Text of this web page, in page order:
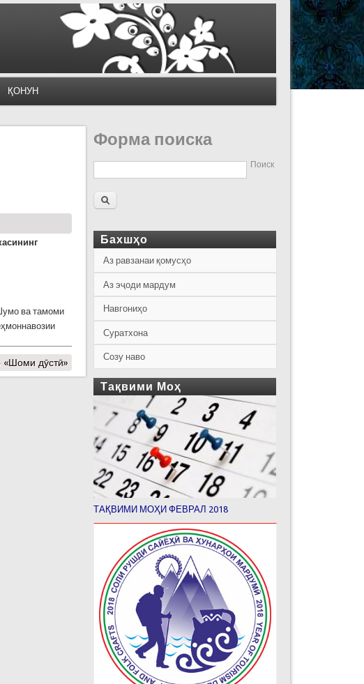
ҚОНУН
ва тамоми
дӯстӣ»
Форма поиска
Поиск
Бахшҳо
Аз равзанаи қомусҳо
Аз эҷоди мардум
Навгониҳо
Суратхона
Созу наво
Тақвими Моҳ
ТАҚВИМИ МОҲИ ФЕВРАЛ 2018